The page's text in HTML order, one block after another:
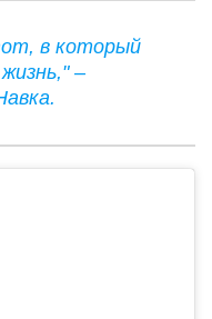
в который
–